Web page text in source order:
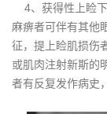
4、获得性上睑下
麻痹者可伴有其他
征，提上睑肌损伤
或肌肉注射新斯的
者有反复发作病史